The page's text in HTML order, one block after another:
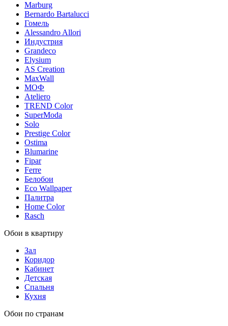
Marburg
Bernardo Bartalucci
Гомель
Alessandro Allori
Индустрия
Grandeco
Elysium
AS Creation
MaxWall
МОФ
Ateliero
TREND Color
SuperModa
Solo
Prestige Color
Ostima
Blumarine
Fipar
Ferre
Белобои
Eco Wallpaper
Палитра
Home Color
Rasch
Обои в квартиру
Зал
Коридор
Кабинет
Детская
Спальня
Кухня
Обои по странам